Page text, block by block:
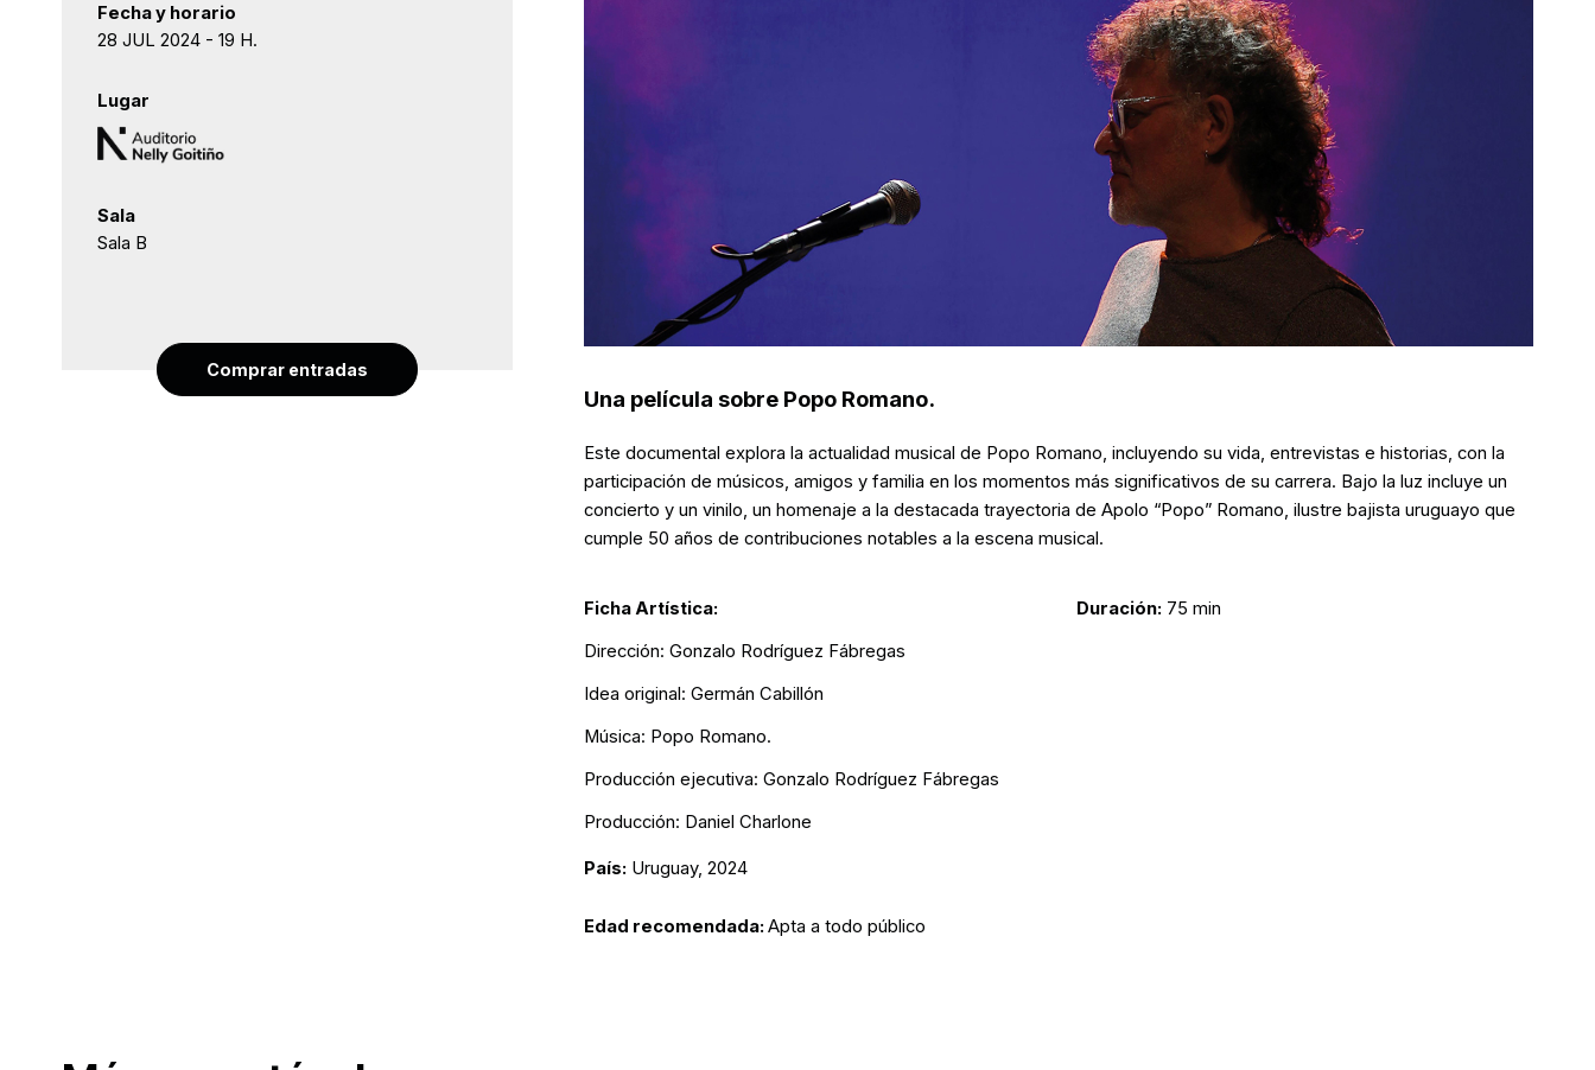
Una película sobre Popo Romano.
Este documental explora la actualidad musical de Popo Romano, incluyendo su vida, entrevistas e historias, con la
participación de músicos, amigos y familia en los momentos más significativos de su carrera. Bajo la luz incluye un
concierto y un vinilo, un homenaje a la destacada trayectoria de Apolo “Popo” Romano, ilustre bajista uruguayo que
cumple 50 años de contribuciones notables a la escena musical.
Ficha Artística:
Dirección: Gonzalo Rodríguez Fábregas
Idea original: Germán Cabillón
Música: Popo Romano.
Producción ejecutiva: Gonzalo Rodríguez Fábregas
Producción: Daniel Charlone
País: Uruguay, 2024
Duración: 75 min
Edad recomendada: Apta a todo público
Fecha y horario
28 JUL 2024 - 19 H.
Lugar
Sala
Sala B
Comprar entradas